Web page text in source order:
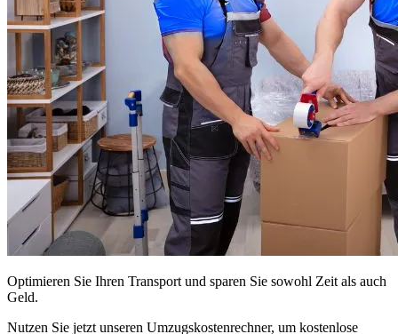
Optimieren Sie Ihren Transport und sparen Sie sowohl Zeit als auch
Geld.
Nutzen Sie jetzt unseren Umzugskostenrechner, um kostenlose